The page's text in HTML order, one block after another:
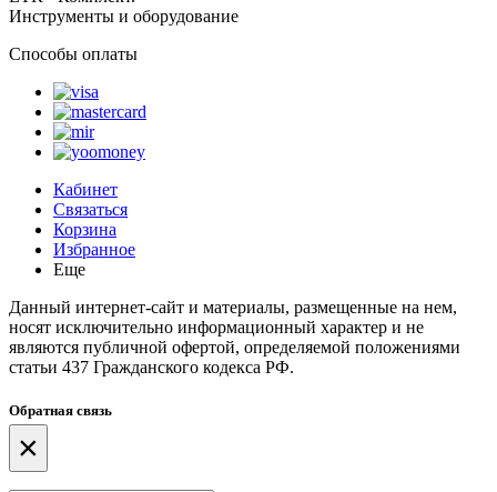
Инструменты и оборудование
Способы оплаты
Кабинет
Связаться
Корзина
Избранное
Еще
Данный интернет-сайт и материалы, размещенные на нем,
носят исключительно информационный характер и не
являются публичной офертой, определяемой положениями
статьи 437 Гражданского кодекса РФ.
Обратная связь
×